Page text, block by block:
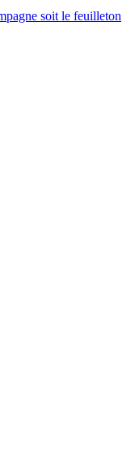
soit le feuilleton